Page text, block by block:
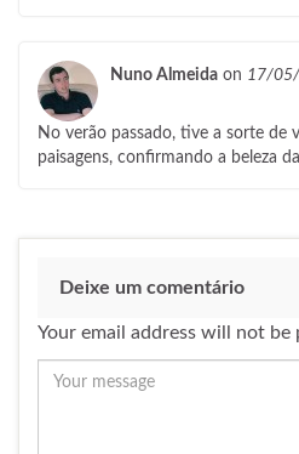
No verão passado, tive a sorte de
Your email address will not